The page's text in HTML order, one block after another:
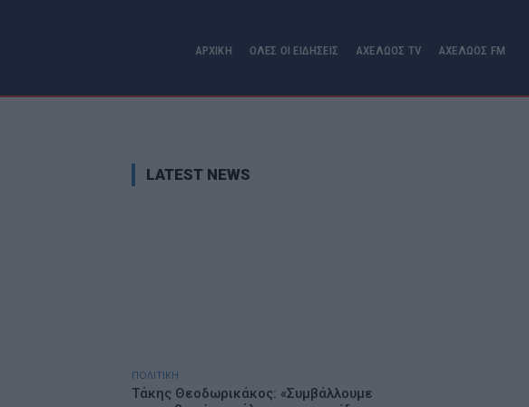
ΑΡΧΙΚΗ ΟΛΕΣ ΟΙ ΕΙΔΗΣΕΙΣ ΑΧΕΛΩΟΣ TV ΑΧΕΛΩΟΣ FM
LATEST NEWS
ΠΟΛΙΤΙΚΗ
Τάκης Θεοδωρικάκος: «Συμβάλλουμε